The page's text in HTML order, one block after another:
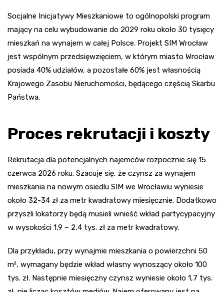
Socjalne Inicjatywy Mieszkaniowe to ogólnopolski program
mający na celu wybudowanie do 2029 roku około 30 tysięcy
mieszkań na wynajem w całej Polsce. Projekt SIM Wrocław
jest wspólnym przedsięwzięciem, w którym miasto Wrocław
posiada 40% udziałów, a pozostałe 60% jest własnością
Krajowego Zasobu Nieruchomości, będącego częścią Skarbu
Państwa.
Proces rekrutacji i koszty
Rekrutacja dla potencjalnych najemców rozpocznie się 15
czerwca 2026 roku. Szacuje się, że czynsz za wynajem
mieszkania na nowym osiedlu SIM we Wrocławiu wyniesie
około 32-34 zł za metr kwadratowy miesięcznie. Dodatkowo
przyszli lokatorzy będą musieli wnieść wkład partycypacyjny
w wysokości 1,9 – 2,4 tys. zł za metr kwadratowy.
Dla przykładu, przy wynajmie mieszkania o powierzchni 50
m², wymagany będzie wkład własny wynoszący około 100
tys. zł. Następnie miesięczny czynsz wyniesie około 1,7 tys.